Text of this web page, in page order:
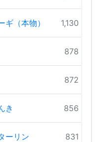
ギ（本物） 1,130 pts
878 pts
872 pts
き 856 pts
ーリン 831 pts